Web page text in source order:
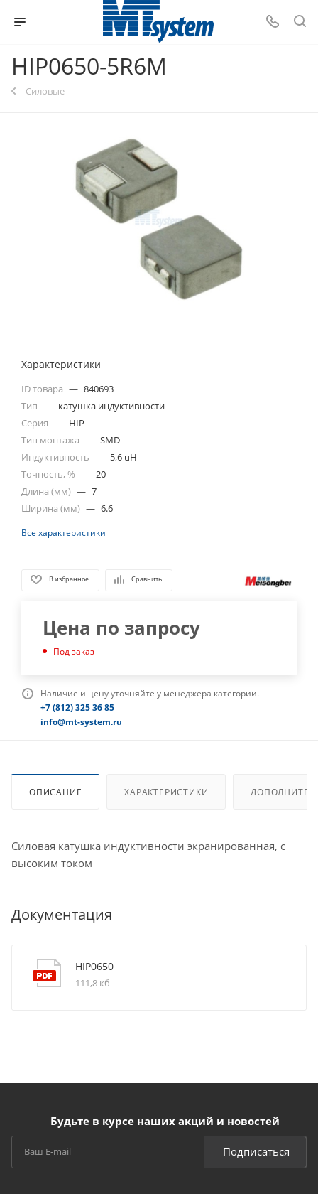
HIP0650-5R6M
Силовые
Характеристики
ID товара — 840693
Тип — катушка индуктивности
Серия — HIP
Тип монтажа — SMD
Индуктивность — 5,6 uH
Точность, % — 20
Длина (мм) — 7
Ширина (мм) — 6.6
Все характеристики
В избранное Сравнить
Цена по запросу
Под заказ
Наличие и цену уточняйте у менеджера категории.
+7 (812) 325 36 85
info@mt-system.ru
ОПИСАНИЕ ХАРАКТЕРИСТИКИ
Силовая катушка индуктивности экранированная, с
высоким током
Документация
HIP0650
111,8 кб
Будьте в курсе наших акций и новостей
Подписаться